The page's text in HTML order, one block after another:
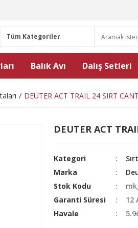
Balık Avı Dalış Setleri
DEUTER ACT TRAIL 24 SIRT
DEUTER ACT
Kategori
Marka
Stok Kodu
Garanti Süresi
12
Havale